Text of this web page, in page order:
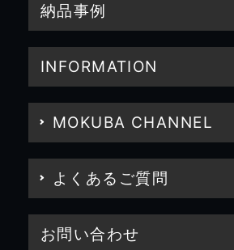
納品事例
INFORMATION
MOKUBA CHANNEL
よくあるご質問
お問い合わせ